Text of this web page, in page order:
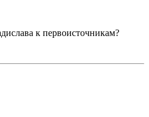
к первоисточникам?